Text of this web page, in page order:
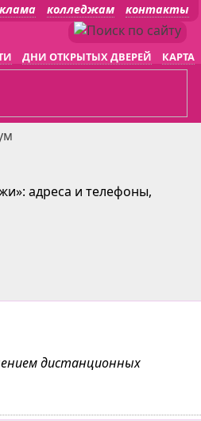
колледжам контакты
ДНИ ОТКРЫТЫХ ДВЕРЕЙ КАРТА
адреса и телефоны,
дистанционных